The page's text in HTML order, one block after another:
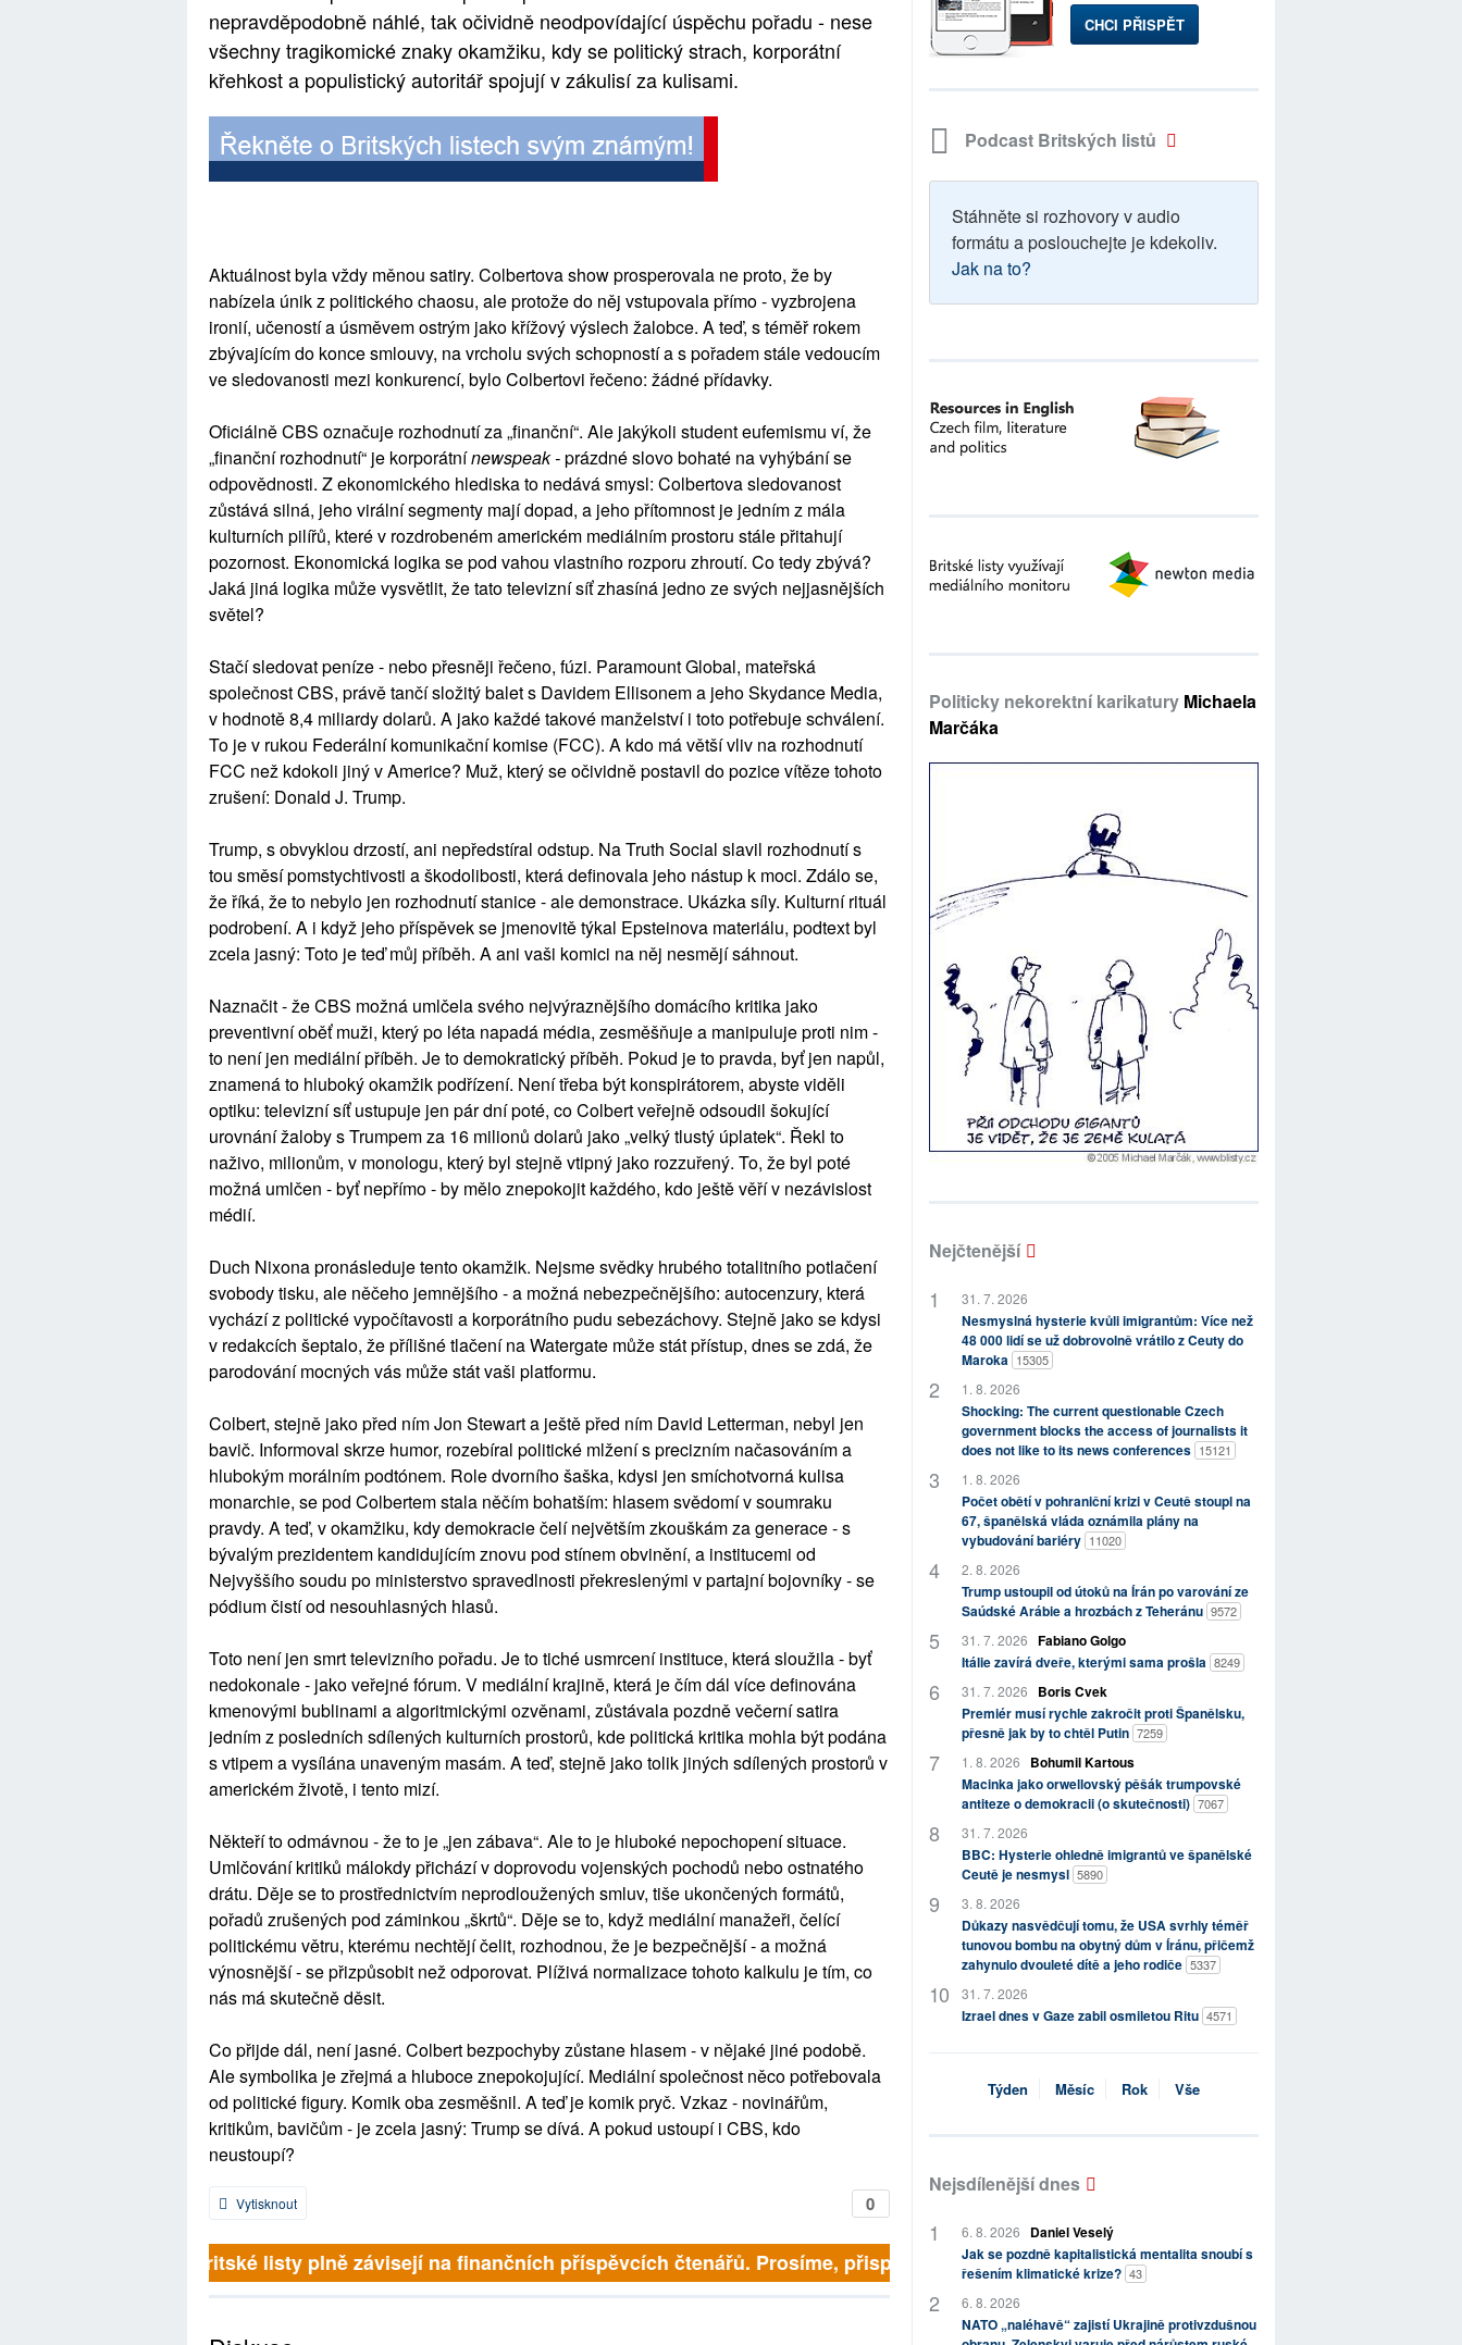
nepravděpodobně náhlé, tak očividně neodpovídající úspěchu pořadu - nese
všechny tragikomické znaky okamžiku, kdy se politický strach, korporátní
křehkost a populistický autoritář spojují v zákulisí za kulisami.
Aktuálnost byla vždy měnou satiry. Colbertova show prosperovala ne proto, že by
nabízela únik z politického chaosu, ale protože do něj vstupovala přímo - vyzbrojena
ironií, učeností a úsměvem ostrým jako křížový výslech žalobce. A teď, s téměř rokem
zbývajícím do konce smlouvy, na vrcholu svých schopností a s pořadem stále vedoucím
ve sledovanosti mezi konkurencí, bylo Colbertovi řečeno: žádné přídavky.
Oficiálně CBS označuje rozhodnutí za „finanční“. Ale jakýkoli student eufemismu ví, že
„finanční rozhodnutí“ je korporátnínewspeak -prázdné slovo bohaté na vyhýbání se
odpovědnosti. Z ekonomického hlediska to nedává smysl: Colbertova sledovanost
zůstává silná, jeho virální segmenty mají dopad, a jeho přítomnost je jedním z mála
kulturních pilířů, které v rozdrobeném americkém mediálním prostoru stále přitahují
pozornost. Ekonomická logika se pod vahou vlastního rozporu zhroutí. Co tedy zbývá?
Jaká jiná logika může vysvětlit, že tato televizní síť zhasíná jedno ze svých nejjasnějších
světel?
Stačí sledovat peníze - nebo přesněji řečeno, fúzi. Paramount Global, mateřská
společnost CBS, právě tančí složitý balet s Davidem Ellisonem a jeho Skydance Media,
v hodnotě 8,4 miliardy dolarů. A jako každé takové manželství i toto potřebuje schválení.
To je v rukou Federální komunikační komise (FCC). A kdo má větší vliv na rozhodnutí
FCC než kdokoli jiný v Americe? Muž, který se očividně postavil do pozice vítěze tohoto
zrušení: Donald J. Trump.
Trump, s obvyklou drzostí, ani nepředstíral odstup. Na Truth Social slavil rozhodnutí s
tou směsí pomstychtivosti a škodolibosti, která definovala jeho nástup k moci. Zdálo se,
že říká, že to nebylo jen rozhodnutí stanice - ale demonstrace. Ukázka síly. Kulturní rituál
podrobení. A i když jeho příspěvek se jmenovitě týkal Epsteinova materiálu, podtext byl
zcela jasný: Toto je teď můj příběh. A ani vaši komici na něj nesmějí sáhnout.
Naznačit - že CBS možná umlčela svého nejvýraznějšího domácího kritika jako
preventivní oběť muži, který po léta napadá média, zesměšňuje a manipuluje proti nim -
to není jen mediální příběh. Je to demokratický příběh. Pokud je to pravda, byť jen napůl,
znamená to hluboký okamžik podřízení. Není třeba být konspirátorem, abyste viděli
optiku: televizní síť ustupuje jen pár dní poté, co Colbert veřejně odsoudil šokující
urovnání žaloby s Trumpem za 16 milionů dolarů jako „velký tlustý úplatek“. Řekl to
naživo, milionům, v monologu, který byl stejně vtipný jako rozzuřený. To, že byl poté
možná umlčen - byť nepřímo - by mělo znepokojit každého, kdo ještě věří v nezávislost
médií.
Duch Nixona pronásleduje tento okamžik. Nejsme svědky hrubého totalitního potlačení
svobody tisku, ale něčeho jemnějšího - a možná nebezpečnějšího: autocenzury, která
vychází z politické vypočítavosti a korporátního pudu sebezáchovy. Stejně jako se kdysi
v redakcích šeptalo, že přílišné tlačení na Watergate může stát přístup, dnes se zdá, že
parodování mocných vás může stát vaši platformu.
Colbert, stejně jako před ním Jon Stewart a ještě před ním David Letterman, nebyl jen
bavič. Informoval skrze humor, rozebíral politické mlžení s precizním načasováním a
hlubokým morálním podtónem. Role dvorního šaška, kdysi jen smíchotvorná kulisa
monarchie, se pod Colbertem stala něčím bohatším: hlasem svědomí v soumraku
pravdy. A teď, v okamžiku, kdy demokracie čelí největším zkouškám za generace - s
bývalým prezidentem kandidujícím znovu pod stínem obvinění, a institucemi od
Nejvyššího soudu po ministerstvo spravedlnosti překreslenými v partajní bojovníky - se
pódium čistí od nesouhlasných hlasů.
Toto není jen smrt televizního pořadu. Je to tiché usmrcení instituce, která sloužila - byť
nedokonale - jako veřejné fórum. V mediální krajině, která je čím dál více definována
kmenovými bublinami a algoritmickými ozvěnami, zůstávala pozdně večerní satira
jedním z posledních sdílených kulturních prostorů, kde politická kritika mohla být podána
s vtipem a vysílána unaveným masám. A teď, stejně jako tolik jiných sdílených prostorů v
americkém životě, i tento mizí.
Někteří to odmávnou - že to je „jen zábava“. Ale to je hluboké nepochopení situace.
Umlčování kritiků málokdy přichází v doprovodu vojenských pochodů nebo ostnatého
drátu. Děje se to prostřednictvím neprodloužených smluv, tiše ukončených formátů,
pořadů zrušených pod záminkou „škrtů“. Děje se to, když mediální manažeři, čelící
politickému větru, kterému nechtějí čelit, rozhodnou, že je bezpečnější - a možná
výnosnější - se přizpůsobit než odporovat. Plíživá normalizace tohoto kalkulu je tím, co
nás má skutečně děsit.
Co přijde dál, není jasné. Colbert bezpochyby zůstane hlasem - v nějaké jiné podobě.
Ale symbolika je zřejmá a hluboce znepokojující. Mediální společnost něco potřebovala
od politické figury. Komik oba zesměšnil. A teď je komik pryč. Vzkaz - novinářům,
kritikům, bavičům - je zcela jasný: Trump se dívá. A pokud ustoupí i CBS, kdo
neustoupí?
0
Vytisknout
Britské listy plně závisejí na finančních příspěvcích čtenářů. Prosíme, přispějte. ➥
CHCI PŘISPĚT
Podcast Britských listů
Stáhněte si rozhovory v audio
formátu a poslouchejte je kdekoliv.
Jak na to?
Politicky nekorektní karikatury Michaela
Marčáka
Nejčtenější
31. 7. 2026
Nesmyslná hysterie kvůli imigrantům: Více než
48 000 lidí se už dobrovolně vrátilo z Ceuty do
Maroka 15305
1. 8. 2026
Shocking: The current questionable Czech
government blocks the access of journalists it
does not like to its news conferences 15121
1. 8. 2026
Počet obětí v pohraniční krizi v Ceutě stoupl na
67, španělská vláda oznámila plány na
vybudování bariéry 11020
2. 8. 2026
Trump ustoupil od útoků na Írán po varování ze
Saúdské Arábie a hrozbách z Teheránu 9572
31. 7. 2026 Fabiano Golgo
Itálie zavírá dveře, kterými sama prošla 8249
31. 7. 2026
Boris Cvek
Premiér musí rychle zakročit proti Španělsku,
přesně jak by to chtěl Putin 7259
1. 8. 2026
Bohumil Kartous
Macinka jako orwellovský pěšák trumpovské
antiteze o demokracii (o skutečnosti) 7067
31. 7. 2026
BBC: Hysterie ohledně imigrantů ve španělské
Ceutě je nesmysl 5890
3. 8. 2026
Důkazy nasvědčují tomu, že USA svrhly téměř
tunovou bombu na obytný dům v Íránu, přičemž
zahynulo dvouleté dítě a jeho rodiče 5337
31. 7. 2026
Izrael dnes v Gaze zabil osmiletou Ritu 4571
Týden Měsíc Rok Vše
Nejsdílenější dnes
6. 8. 2026
Daniel Veselý
Jak se pozdně kapitalistická mentalita snoubí s
řešením klimatické krize? 43
6. 8. 2026
NATO „naléhavě“ zajistí Ukrajině protivzdušnou